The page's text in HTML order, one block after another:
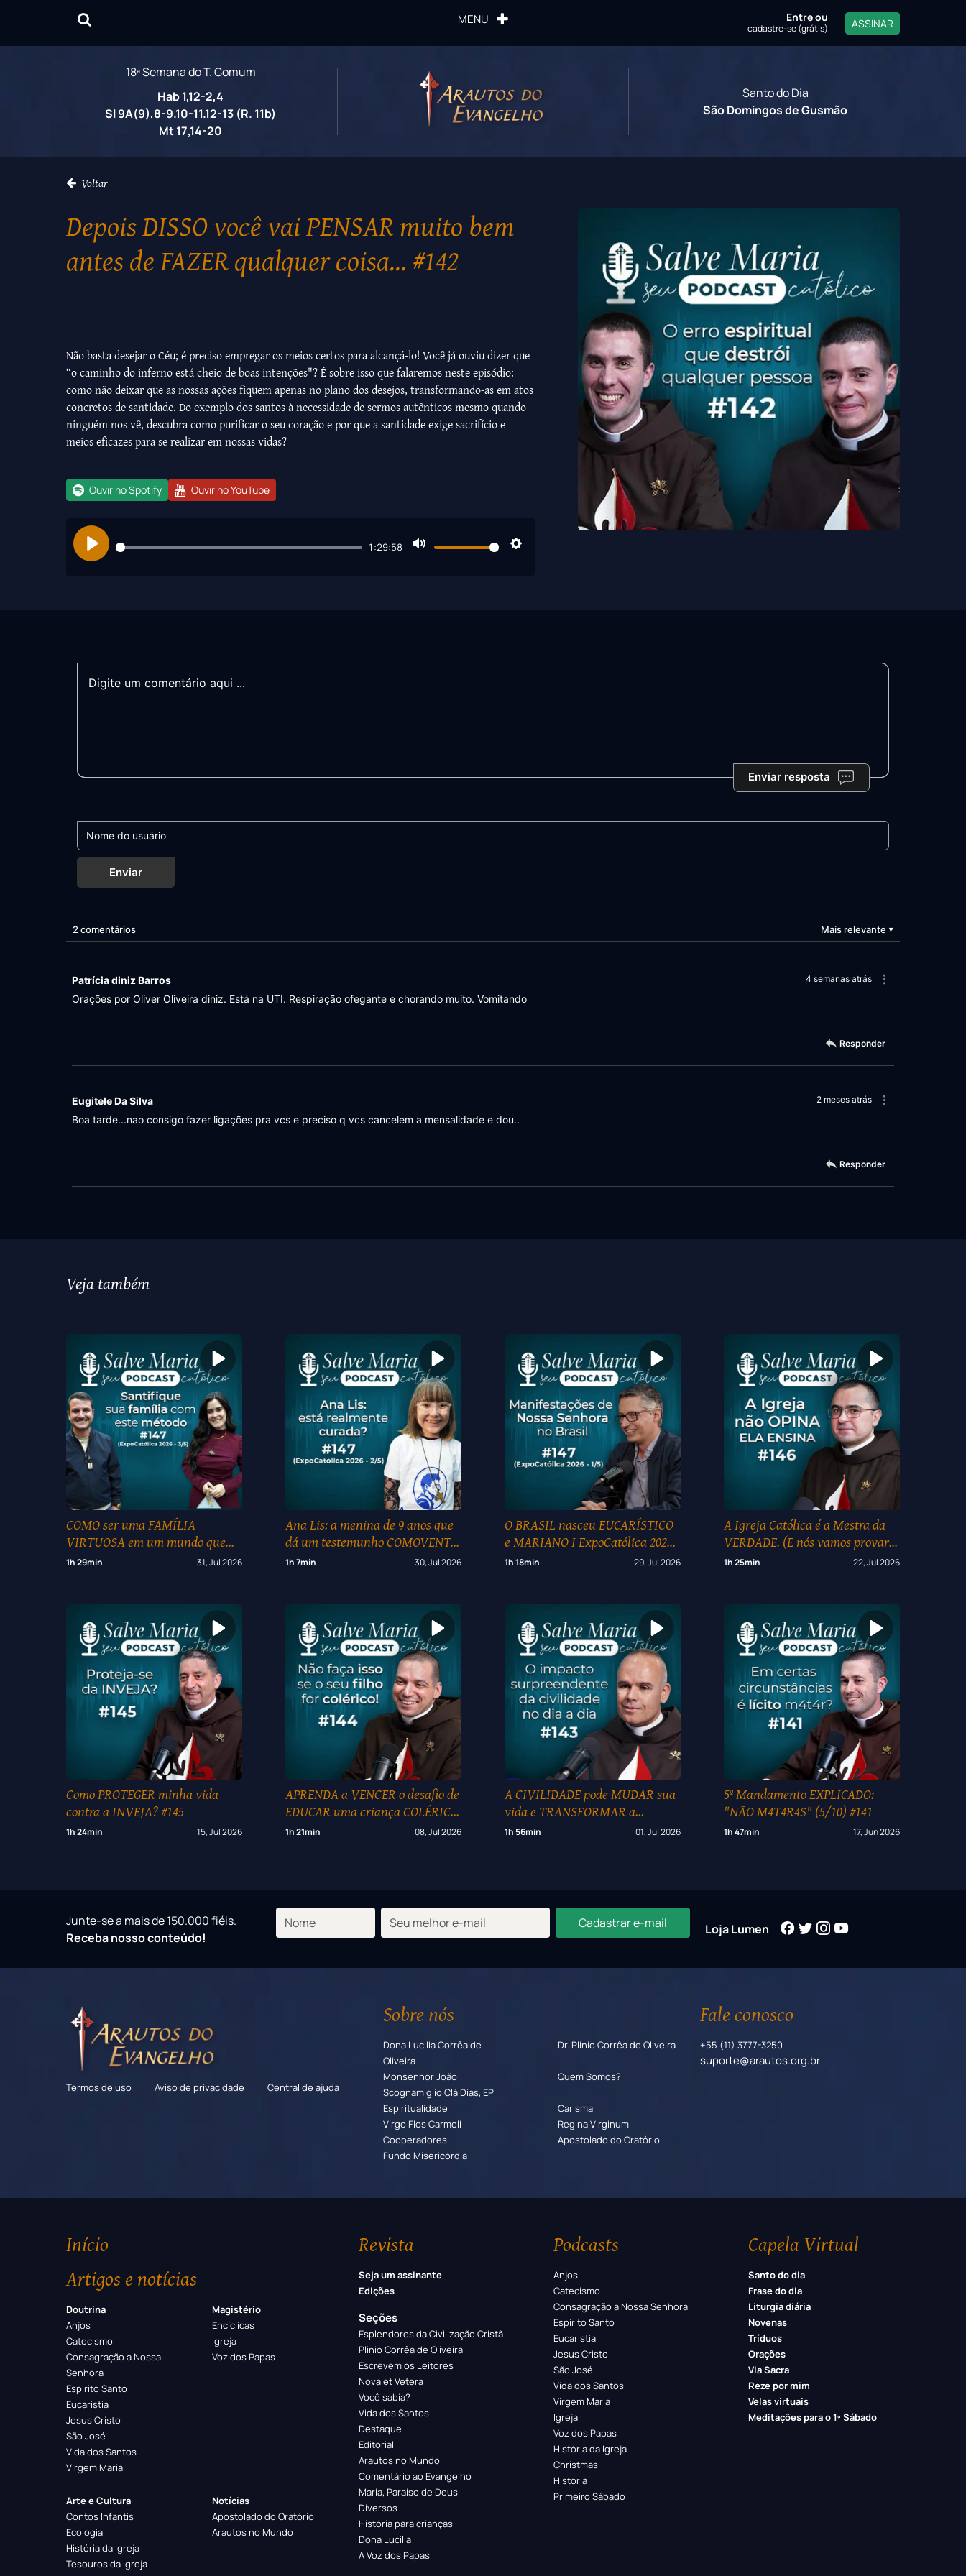
MENU Entreou
cadastre-se (grátis) ASSINAR
18ª Semana do T. Comum
Hab 1,12-2,4
Sl 9A(9),8-9.10-11.12-13 (R. 11b)
Mt 17,14-20
Santo do Dia
São Domingos de Gusmão
Voltar
Depois DISSO você vai PENSAR muito bem
antes de FAZER qualquer coisa… #142
Não basta desejar o Céu; é preciso empregar os meios certos para alcançá-lo! Você já ouviu dizer que
“o caminho do inferno está cheio de boas intenções"? É sobre isso que falaremos neste episódio:
como não deixar que as nossas ações fiquem apenas no plano dos desejos, transformando-as em atos
concretos de santidade. Do exemplo dos santos à necessidade de sermos autênticos mesmo quando
ninguém nos vê, descubra como purificar o seu coração e por que a santidade exige sacrifício e
meios eficazes para se realizar em nossas vidas?
Ouvir no Spotify Ouvir no YouTube
Play
1:29:58
Enviar resposta
Enviar
2 comentários Mais relevante ▼
4 semanas atrás
Patrícia diniz Barros
Orações por Oliver Oliveira diniz. Está na UTI. Respiração ofegante e chorando muito. Vomitando
Responder
2 meses atrás
Eugitele Da Silva
Boa tarde...nao consigo fazer ligações pra vcs e preciso q vcs cancelem a mensalidade e dou..
Responder
Veja também
COMO ser uma FAMÍLIA
VIRTUOSA em um mundo que
ODEIA a FÉ? I ExpoCatólica 2026
1h 29min 31, Jul 2026
Ana Lis: a menina de 9 anos que
dá um testemunho COMOVENTE
para todo o MUNDO I
1h 7min 30, Jul 2026
O BRASIL nasceu EUCARÍSTICO
e MARIANO I ExpoCatólica 2026
(1/5)
1h 18min 29, Jul 2026
A Igreja Católica é a Mestra da
VERDADE. (E nós vamos provar!)
#146
1h 25min 22, Jul 2026
Como PROTEGER minha vida
contra a INVEJA? #145
1h 24min 15, Jul 2026
APRENDA a VENCER o desafio de
EDUCAR uma criança COLÉRICA!
#144
1h 21min 08, Jul 2026
A CIVILIDADE pode MUDAR sua
vida e TRANSFORMAR a
sociedade #143
1h 56min 01, Jul 2026
5º Mandamento EXPLICADO:
"NÃO M4T4R4S" (5/10) #141
1h 47min 17, Jun 2026
Junte-se a mais de 150.000 fiéis.
Receba nosso conteúdo!
Cadastrar e-mail Loja Lumen
Termos de uso Aviso de privacidade Central de ajuda
Sobre nós
Dona Lucilia Corrêa de
Oliveira
Dr. Plinio Corrêa de Oliveira
Monsenhor João
Scognamiglio Clá Dias, EP
Quem Somos?
Espiritualidade
Carisma
Virgo Flos Carmeli
Regina Virginum
Cooperadores
Apostolado do Oratório
Fundo Misericórdia
Fale conosco
+55 (11) 3777-3250
suporte@arautos.org.br
Início
Artigos e notícias
Doutrina
Anjos
Catecismo
Consagração a Nossa
Senhora
Espirito Santo
Eucaristia
Jesus Cristo
São José
Vida dos Santos
Virgem Maria
Magistério
Encíclicas
Igreja
Voz dos Papas
Arte e Cultura
Contos Infantis
Ecologia
História da Igreja
Tesouros da Igreja
Notícias
Apostolado do Oratório
Arautos no Mundo
Revista
Seja um assinante
Edições
Seções
Esplendores da Civilização Cristã
Plinio Corrêa de Oliveira
Escrevem os Leitores
Nova et Vetera
Você sabia?
Vida dos Santos
Destaque
Editorial
Arautos no Mundo
Comentário ao Evangelho
Maria, Paraíso de Deus
Diversos
História para crianças
Dona Lucilia
A Voz dos Papas
Podcasts
Anjos
Catecismo
Consagração a Nossa Senhora
Espirito Santo
Eucaristia
Jesus Cristo
São José
Vida dos Santos
Virgem Maria
Igreja
Voz dos Papas
História da Igreja
Christmas
História
Primeiro Sábado
Capela Virtual
Santo do dia
Frase do dia
Liturgia diária
Novenas
Tríduos
Orações
Via Sacra
Reze por mim
Velas virtuais
Meditações para o 1º Sábado